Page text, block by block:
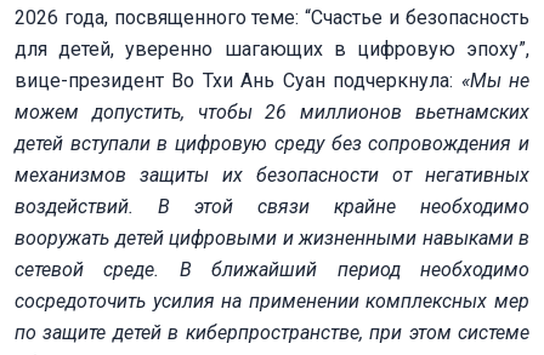
2026 года, посвященного теме: “Счастье и безопасность
для детей, уверенно шагающих в цифровую эпоху”,
вице-президент Во Тхи Ань Суан подчеркнула: «Мы не
можем допустить, чтобы 26 миллионов вьетнамских
детей вступали в цифровую среду без сопровождения и
механизмов защиты их безопасности от негативных
воздействий. В этой связи крайне необходимо
вооружать детей цифровыми и жизненными навыками в
сетевой среде. В ближайший период необходимо
сосредоточить усилия на применении комплексных мер
по защите детей в киберпространстве, при этом системе